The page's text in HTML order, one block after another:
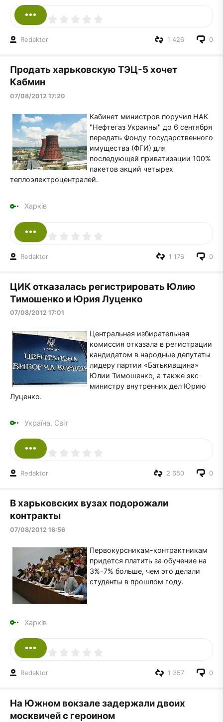
Redaktor 0
1 426
Продать харьковскую ТЭЦ-5 хочет
Кабмин
07/08/2012 17:20
Кабинет министров поручил НАК
"Нефтегаз Украины" до 6 сентября
передать Фонду государственного
имущества (ФГИ) для
последующей приватизации 100%
пакетов акций четырех
теплоэлектроцентралей.
Харків
Redaktor 0
1 176
ЦИК отказалась регистрировать Юлию
Тимошенко и Юрия Луценко
07/08/2012 17:01
Центральная избирательная
комиссия отказала в регистрации
кандидатом в народные депутаты
лидеру партии «Батькивщина»
Юлии Тимошенко, а также экс-
министру внутренних дел Юрию
Луценко.
Україна, Світ
Redaktor 0
2 650
В харьковских вузах подорожали
контракты
07/08/2012 16:56
Первокурсникам-контрактникам
придется платить за обучение на
3%-7% больше, чем это делали
студенты в прошлом году.
Харків
Redaktor 0
1 357
На Южном вокзале задержали двоих
москвичей с героином